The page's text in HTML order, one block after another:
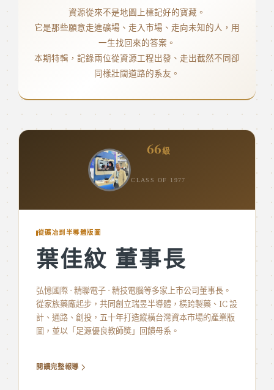
資源從來不是地圖上標記好的寶藏。
它是那些願意走進礦場、走入市場、走向未知的人，用
一生找回來的答案。
本期特輯，記錄兩位從資源工程出發、走出截然不同卻
同樣壯闊道路的系友。
66級
CLASS OF 1977
從礦冶到半導體版圖
葉佳紋 董事長
弘憶國際 · 精聯電子 · 精技電腦等多家上市公司董事長。
從家族藥廠起步，共同創立瑞昱半導體，橫跨製藥、IC 設
計、通路、創投，五十年打造縱橫台灣資本市場的產業版
圖，並以「足源優良教師獎」回饋母系。
閱讀完整報導